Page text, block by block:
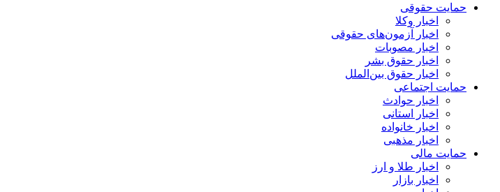
حمایت حقوقی
اخبار وکلا
اخبار آزمون‌های حقوقی
اخبار مصوبات
اخبار حقوق بشر
اخبار حقوق بین‌الملل
حمایت اجتماعی
اخبار حوادث
اخبار استانی
اخبار خانواده
اخبار مذهبی
حمایت مالی
اخبار طلا و ارز
اخبار بازار